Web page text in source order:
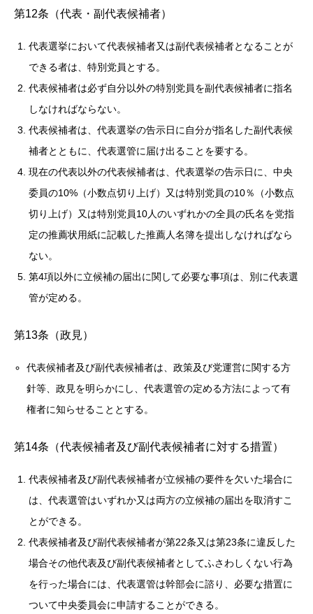
第12条（代表・副代表候補者）
代表選挙において代表候補者又は副代表候補者となることが
できる者は、特別党員とする。
代表候補者は必ず自分以外の特別党員を副代表候補者に指名
しなければならない。
代表候補者は、代表選挙の告示日に自分が指名した副代表候
補者とともに、代表選管に届け出ることを要する。
現在の代表以外の代表候補者は、代表選挙の告示日に、中央
委員の10%（小数点切り上げ）又は特別党員の10％（小数点
切り上げ）又は特別党員10人のいずれかの全員の氏名を党指
定の推薦状用紙に記載した推薦人名簿を提出しなければなら
ない。
第4項以外に立候補の届出に関して必要な事項は、別に代表選
管が定める。
第13条（政見）
代表候補者及び副代表候補者は、政策及び党運営に関する方
針等、政見を明らかにし、代表選管の定める方法によって有
権者に知らせることとする。
第14条（代表候補者及び副代表候補者に対する措置）
代表候補者及び副代表候補者が立候補の要件を欠いた場合に
は、代表選管はいずれか又は両方の立候補の届出を取消すこ
とができる。
代表候補者及び副代表候補者が第22条又は第23条に違反した
場合その他代表及び副代表候補者としてふさわしくない行為
を行った場合には、代表選管は幹部会に諮り、必要な措置に
ついて中央委員会に申請することができる。